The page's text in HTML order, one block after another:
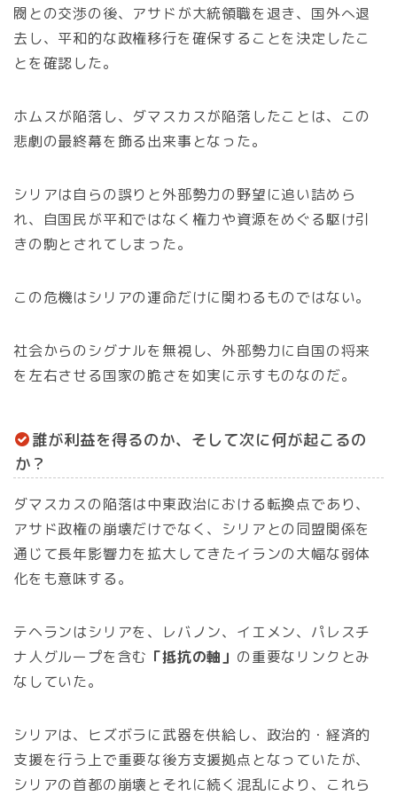
閥との交渉の後、アサドが大統領職を退き、国外へ退
去し、平和的な政権移行を確保することを決定したこ
とを確認した。
ホムスが陥落し、ダマスカスが陥落したことは、この
悲劇の最終幕を飾る出来事となった。
シリアは自らの誤りと外部勢力の野望に追い詰めら
れ、自国民が平和ではなく権力や資源をめぐる駆け引
きの駒とされてしまった。
この危機はシリアの運命だけに関わるものではない。
社会からのシグナルを無視し、外部勢力に自国の将来
を左右させる国家の脆さを如実に示すものなのだ。
誰が利益を得るのか、そして次に何が起こるの
か？
ダマスカスの陥落は中東政治における転換点であり、
アサド政権の崩壊だけでなく、シリアとの同盟関係を
通じて長年影響力を拡大してきたイランの大幅な弱体
化をも意味する。
テヘランはシリアを、レバノン、イエメン、パレスチ
ナ人グループを含む 「抵抗の軸」 の重要なリンクとみ
なしていた。
シリアは、ヒズボラに武器を供給し、政治的・経済的
支援を行う上で重要な後方支援拠点となっていたが、
シリアの首都の崩壊とそれに続く混乱により、これら